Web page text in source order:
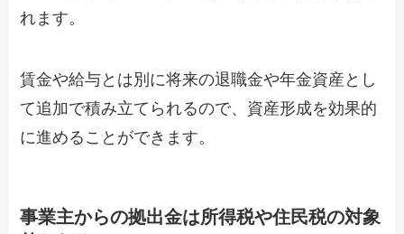
れます。
賃金や給与とは別に将来の退職金や年金資産とし
て追加で積み立てられるので、資産形成を効果的
に進めることができます。
事業主からの拠出金は所得税や住民税の対象